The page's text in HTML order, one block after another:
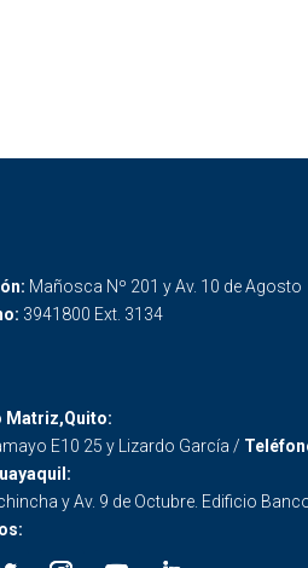
Mañosca Nº 201 y Av. 10 de Agosto
3941800 Ext. 3134
Matriz,Quito:
E10 25 y Lizardo García /
y Av. 9 de Octubre. Edificio